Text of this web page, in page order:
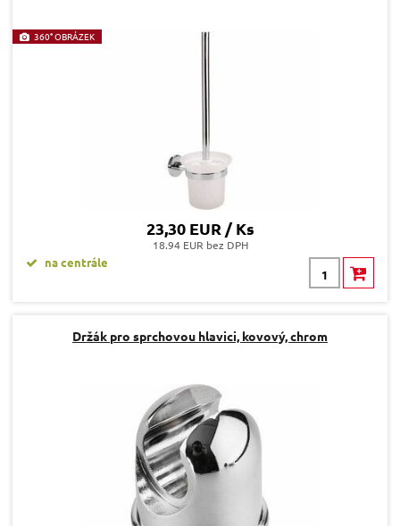
360° OBRÁZEK
23,30 EUR / Ks
18.94 EUR bez DPH
na centrále
Držák pro sprchovou hlavici, kovový, chrom